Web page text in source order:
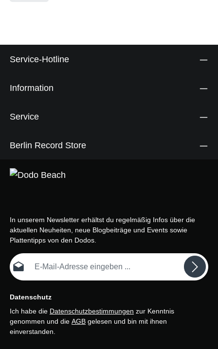
Service-Hotline
Information
Service
Berlin Record Store
In unserem Newsletter erhältst du regelmäßig Infos über die
aktuellen Neuheiten, neue Blogbeiträge und Events sowie
Plattentipps von den Dodos.
E-Mail-Adresse*
Datenschutz
Ich habe die Datenschutzbestimmungen zur Kenntnis
genommen und die AGB gelesen und bin mit ihnen
einverstanden.